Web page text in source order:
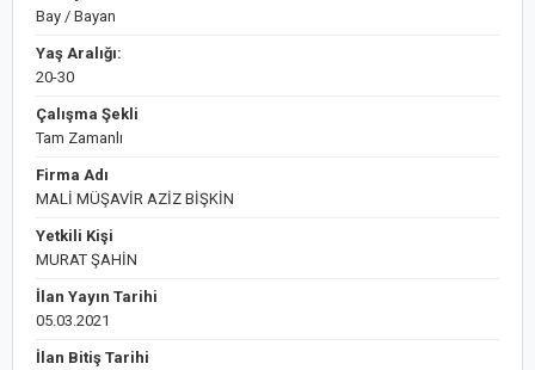
Bay / Bayan
Yaş Aralığı:
20-30
Çalışma Şekli
Tam Zamanlı
Firma Adı
MALİ MÜŞAVİR AZİZ BİŞKİN
Yetkili Kişi
MURAT ŞAHİN
İlan Yayın Tarihi
05.03.2021
İlan Bitiş Tarihi